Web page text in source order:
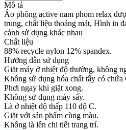
Mô tả
Áo phông active nam phom relax
trung, chất liệu thoáng mát, Hình in
cảnh sử dụng khác nhau
Chất liệu
88% recycle nylon 12% spandex.
Hướng dẫn sử dụng
Giặt máy ở nhiệt độ thường, không
Không sử dụng hóa chất tẩy có chứa
Phơi ngay khi giặt xong.
Không sử dụng máy sấy.
Là ở nhiệt độ thấp 110 độ C.
Giặt với sản phẩm cùng màu.
Không là lên chi tiết trang trí.